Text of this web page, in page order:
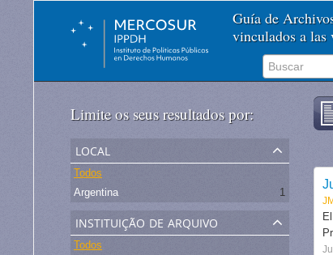
Guía de
vinculados a las
Limite os seus resultados por:
local
Todos
Argentina
1
instituição de arquivo
Todos